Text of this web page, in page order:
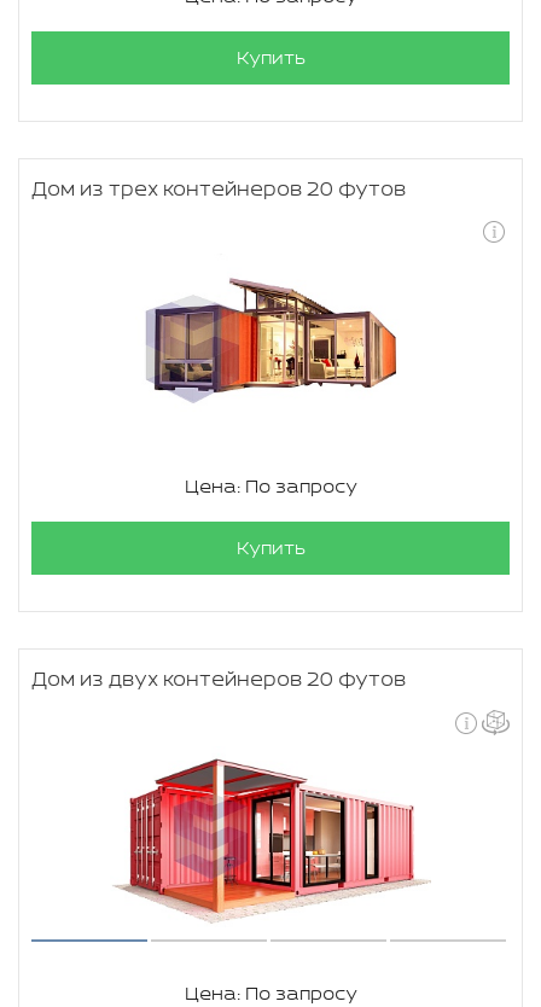
Купить
Дом из трех контейнеров 20 футов
Цена: По запросу
Купить
Дом из двух контейнеров 20 футов
Цена: По запросу